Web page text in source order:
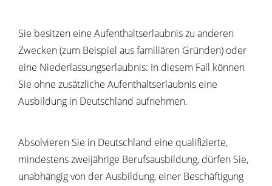
Sie besitzen eine Aufenthaltserlaubnis zu anderen
Zwecken (zum Beispiel aus familiären Gründen) oder
eine Niederlassungserlaubnis: In diesem Fall können
Sie ohne zusätzliche Aufenthaltserlaubnis eine
Ausbildung in Deutschland aufnehmen.
Absolvieren Sie in Deutschland eine qualifizierte,
mindestens zweijährige Berufsausbildung, dürfen Sie,
unabhängig von der Ausbildung, einer Beschäftigung